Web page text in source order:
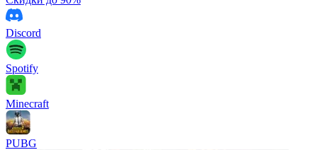
Discord
Spotify
Minecraft
PUBG